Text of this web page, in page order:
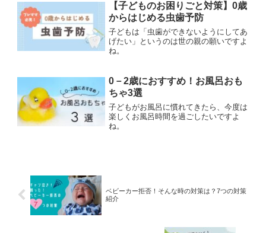
【子どものお困りごと対策】0歳
からはじめる虫歯予防
子どもは「虫歯ができないようにしてあ
げたい」というのは世の親の願いですよ
ね。
0－2歳におすすめ！お風呂おも
ちゃ3選
子どもがお風呂に慣れてきたら、今度は
楽しくお風呂時間を過ごしたいですよ
ね。
ベビーカー拒否！そんな時の対策は？7つの対策
紹介